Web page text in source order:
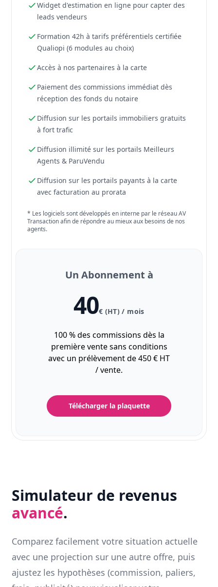
Widget d'estimation en ligne pour capter des
leads vendeurs
Formation 42h à tarifs préférentiels certifiée
Qualiopi (6 modules au choix)
Accès à nos partenaires à la carte
Paiement des commissions immédiat dès
réception des fonds du notaire
Diffusion sur les portails immobiliers gratuits
à fort trafic
Diffusion illimité sur les portails Meilleurs
Agents & ParuVendu
Diffusion sur les portails payants à la carte
avec facturation au prorata
* Les logiciels sont développés en interne par le réseau AV
Transaction afin de répondre au mieux aux besoins de nos
agents.
Un Abonnement à
40€ (HT) / mois
100 % des commissions dès la
première vente sans conditions
avec un prélèvement de 450 € HT
/ vente.
Télécharger la plaquette
Simulateur de revenus
avancé.
Comparez facilement votre situation actuelle
avec une projection sur une autre offre, puis
ajustez les hypothèses (commission, paliers,